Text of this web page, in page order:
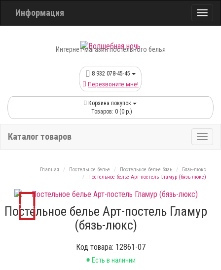
Информация
Интернет-магазин постельного белья
8 932 078-45-45
Перезвоните мне!
Корзина покупок
Товаров: 0 (0 р.)
Каталог товаров
Главная Постельное белье Постельное белье бязь
Бязь-люкс
Постельное белье Арт-постель Гламур (бязь-люкс)
Скидка
Постельное белье Арт-постель Гламур
(бязь-люкс)
Код товара: 12861-07
• Есть в наличии